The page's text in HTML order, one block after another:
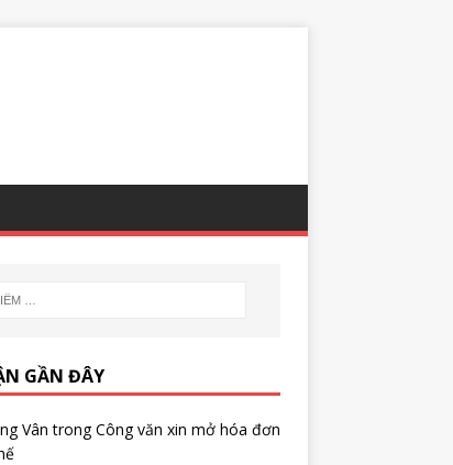
GẦN ĐÂY
Vân trongCông văn xin mở hóa đơn